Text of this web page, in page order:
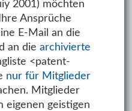
2001) möchten
Ansprüche
E-Mail an die
an die archivierte
<patent-
nur für Mitglieder
Mitglieder
eigenen geistigen